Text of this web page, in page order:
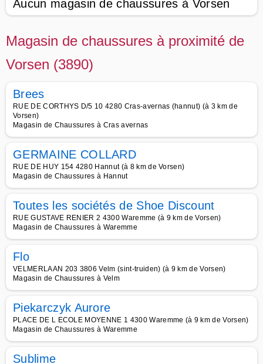
Aucun magasin de chaussures à Vorsen
Magasin de chaussures à proximité de
Vorsen (3890)
Brees
RUE DE CORTHYS D/5 10 4280 Cras-avernas (hannut) (à 3 km de
Vorsen)
Magasin de Chaussures à Cras avernas
GERMAINE COLLARD
RUE DE HUY 154 4280 Hannut (à 8 km de Vorsen)
Magasin de Chaussures à Hannut
Toutes les sociétés de Shoe Discount
RUE GUSTAVE RENIER 2 4300 Waremme (à 9 km de Vorsen)
Magasin de Chaussures à Waremme
Flo
VELMERLAAN 203 3806 Velm (sint-truiden) (à 9 km de Vorsen)
Magasin de Chaussures à Velm
Piekarczyk Aurore
PLACE DE L ECOLE MOYENNE 1 4300 Waremme (à 9 km de Vorsen)
Magasin de Chaussures à Waremme
Sublime